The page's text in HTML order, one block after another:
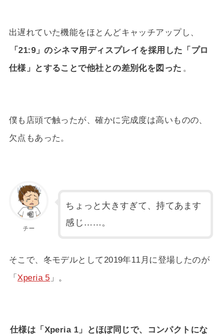
出遅れていた機能をほとんどキャッチアップし、
「21:9」のシネマ用ディスプレイを採用した「プロ
仕様」とすることで他社との差別化を図った 。
僕も店頭で触ったが、確かに完成度は高いものの、
欠点もあった。
チー
ちょっと大きすぎて、持てあます
感じ……。
そこで、冬モデルとして2019年11月に登場したのが
「Xperia 5 」。
仕様は「Xperia 1」とほぼ同じで、コンパクトにな